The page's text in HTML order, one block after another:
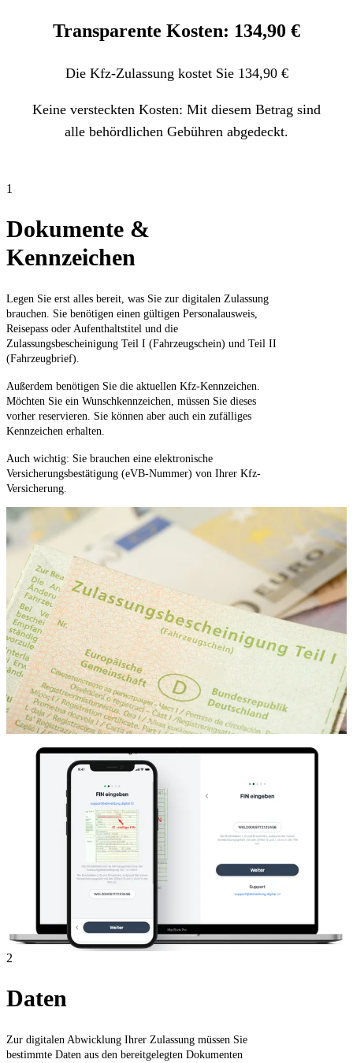
Transparente Kosten: 134,90 €
Die Kfz-Zulassung kostet Sie 134,90 €
Keine versteckten Kosten: Mit diesem Betrag sind
alle behördlichen Gebühren abgedeckt.
1
Dokumente &
Kennzeichen
Legen Sie erst alles bereit, was Sie zur digitalen Zulassung
brauchen. Sie benötigen einen gültigen Personalausweis,
Reisepass oder Aufenthaltstitel und die
Zulassungsbescheinigung Teil I (Fahrzeugschein) und Teil II
(Fahrzeugbrief).
Außerdem benötigen Sie die aktuellen Kfz-Kennzeichen.
Möchten Sie ein Wunschkennzeichen, müssen Sie dieses
vorher reservieren. Sie können aber auch ein zufälliges
Kennzeichen erhalten.
Auch wichtig: Sie brauchen eine elektronische
Versicherungsbestätigung (eVB-Nummer) von Ihrer Kfz-
Versicherung.
2
Daten
Zur digitalen Abwicklung Ihrer Zulassung müssen Sie
bestimmte Daten aus den bereitgelegten Dokumenten